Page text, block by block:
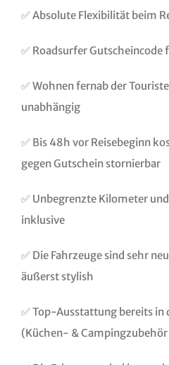
✅ Absolute Flexibilität beim
✅ Roadsurfer
✅ Wohnen fernab der
unabhängig
✅ Bis 48h vor Reisebeginn
gegen Gutschein stornierbar
✅ Unbegrenzte Kilometer
inklusive
✅ Die Fahrzeuge sind sehr
äußerst stylish
✅ Top-Ausstattung bereits in
(Küchen- &